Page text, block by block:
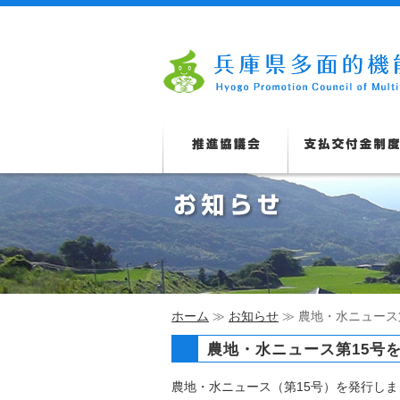
ホーム ≫ お知らせ ≫ 農地・水ニュース
農地・水ニュース第15号
農地・水ニュース（第15号）を発行しま